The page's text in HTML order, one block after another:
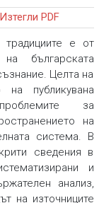
Изтегли PDF
традициите е от
българската
Целта на
публикувана
за
на
система. В
сведения в
и
анализ,
на източниците